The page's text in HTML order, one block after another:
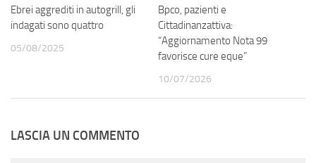
Ebrei aggrediti in autogrill, gli
indagati sono quattro
05/08/2025
Bpco, pazienti e
Cittadinanzattiva:
“Aggiornamento Nota 99
favorisce cure eque”
10/07/2026
LASCIA UN COMMENTO